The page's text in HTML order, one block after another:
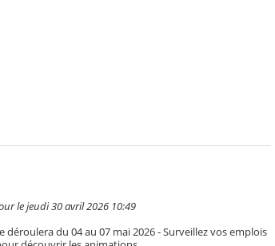
le jeudi 30 avril 2026 10:49
déroulera du 04 au 07 mai 2026 - Surveillez vos emplois